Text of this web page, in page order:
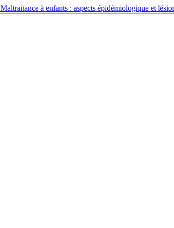
Maltraitance à enfants : aspects épidémiologique et